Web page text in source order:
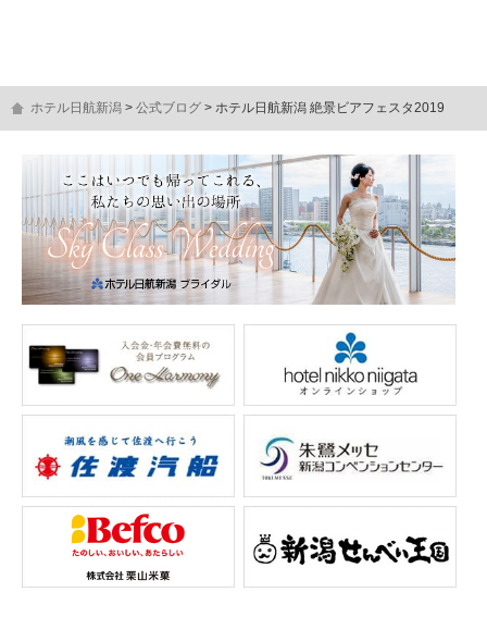
ホテル日航新潟 公式ブログ ホテル日航新潟 絶景ビアフェスタ2019